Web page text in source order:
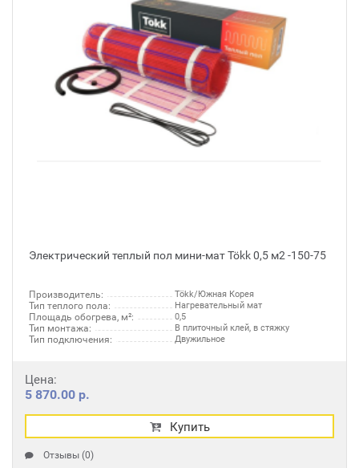
Электрический теплый пол мини-мат Tökk 0,5 м2 -150-75
Производитель: Tökk/Южная Корея
Тип теплого пола: Нагревательный мат
Площадь обогрева, м²: 0,5
Тип монтажа: В плиточный клей, в стяжку
Тип подключения: Двужильное
Цена:
5 870.00 р.
Купить
Отзывы (0)